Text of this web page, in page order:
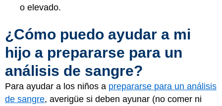
o elevado.
¿Cómo puedo ayudar a mi
hijo a prepararse para un
análisis de sangre?
Para ayudar a los niños a prepararse para un análisis
de sangre, averigüe si deben ayunar (no comer ni